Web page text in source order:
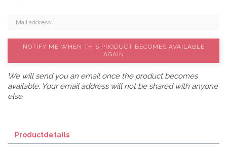
NOTIFY ME WHEN THIS PRODUCT BECOMES AVAILABLE
AGAIN
We will send you an email once the product becomes
available. Your email address will not be shared with anyone
else.
Productdetails